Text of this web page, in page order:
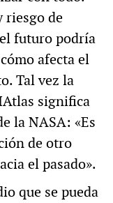
riesgo de
futuro podría
afecta el
Tal vez la
significa
la NASA: «Es
de otro
el pasado».
que se pueda